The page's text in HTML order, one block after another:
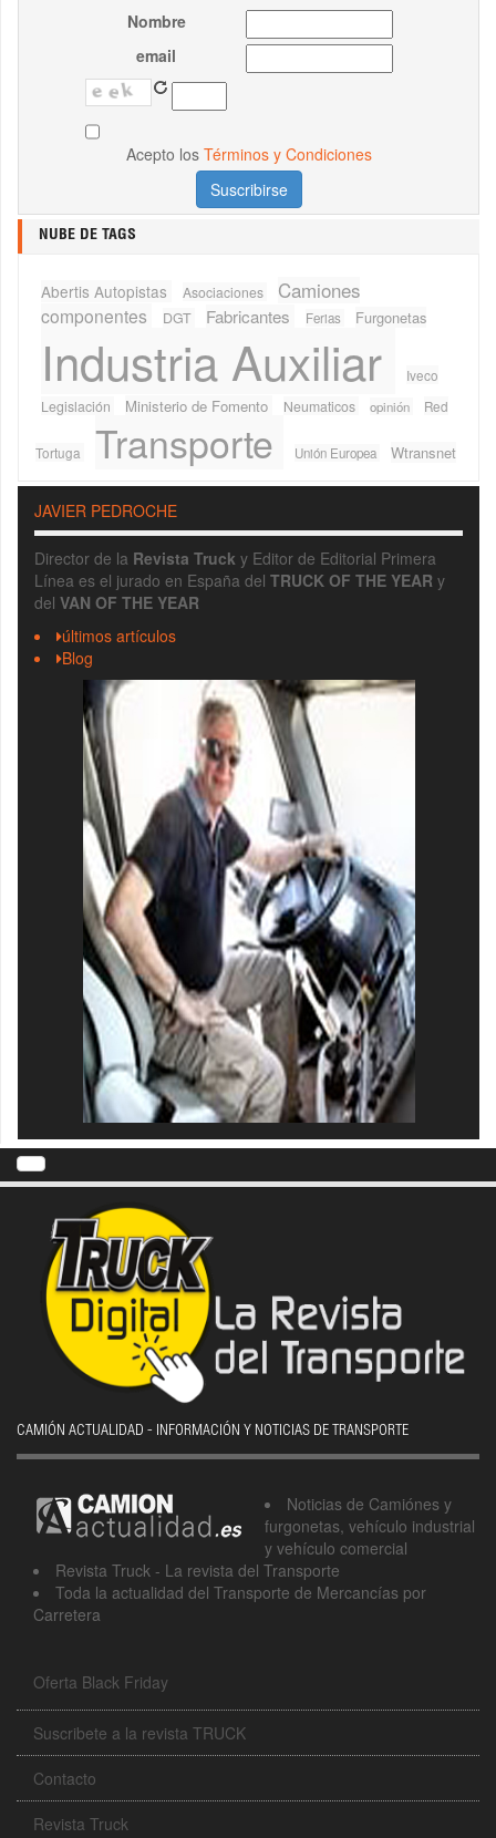
Nombre
email
Acepto los Términos y Condiciones
NUBE DE TAGS
Abertis Autopistas Asociaciones Camiones
componentes DGT Fabricantes Ferias Furgonetas
Industria Auxiliar
Iveco
Legislación
Ministerio de Fomento Neumaticos opinión Red
Tortuga Transporte Unión Europea Wtransnet
JAVIER PEDROCHE
Director de la Revista Truck y Editor de Editorial Primera
Línea es el jurado en España del TRUCK OF THE YEAR y
del VAN OF THE YEAR
últimos artículos
Blog
CAMIÓN ACTUALIDAD - INFORMACIÓN Y NOTICIAS DE TRANSPORTE
Noticias de Camiónes y
furgonetas, vehículo industrial
y vehículo comercial
Revista Truck - La revista del Transporte
Toda la actualidad del Transporte de Mercancías por
Carretera
Oferta Black Friday
Suscribete a la revista TRUCK
Contacto
Revista Truck